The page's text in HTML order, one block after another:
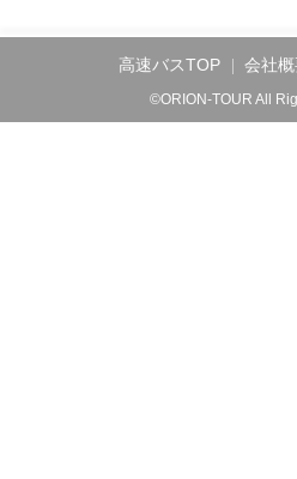
高速バスTOP 会社
©ORION-TOUR All